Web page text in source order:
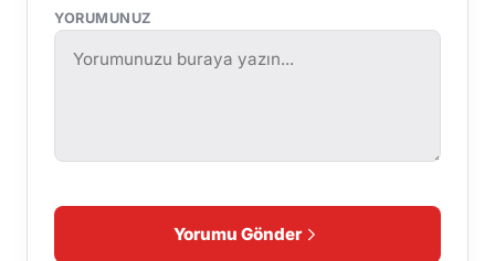
YORUMUNUZ
Yorumu Gönder